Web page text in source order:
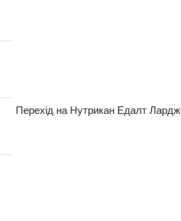
Перехід на Нутрикан Едалт Лардж